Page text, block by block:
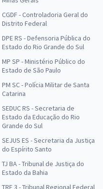
CGDF - Controladoria Geral do
Distrito Federal
DPE RS - Defensoria Pública do
Estado do Rio Grande do Sul
MP SP - Ministério Público do
Estado de São Paulo
PM SC - Polícia Militar de Santa
Catarina
SEDUC RS - Secretaria de
Estado da Educação do Rio
Grande do Sul
SEJUS ES - Secretaria da Justiça
do Espírito Santo
TJ BA - Tribunal de Justiça do
Estado da Bahia
TRF 3 - Tribunal Regional Federal